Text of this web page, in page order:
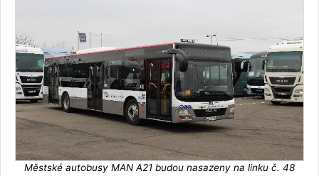
Městské autobusy MAN A21 budou nasazeny na linku č. 48